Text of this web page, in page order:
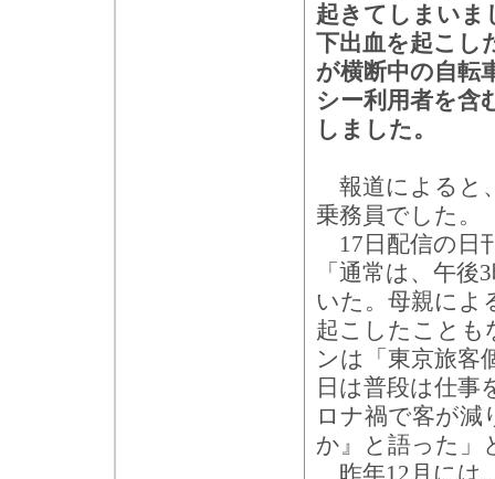
起きてしまいま
下出血を起こし
が横断中の自転
シー利用者を含
しました。
報道によると
乗務員でした。
17日配信の日
「通常は、午
いた。母親によ
起こしたことも
ンは「東京旅客
日は普段は仕事
ロナ禍で客が減
か』と語った」
昨年12月には